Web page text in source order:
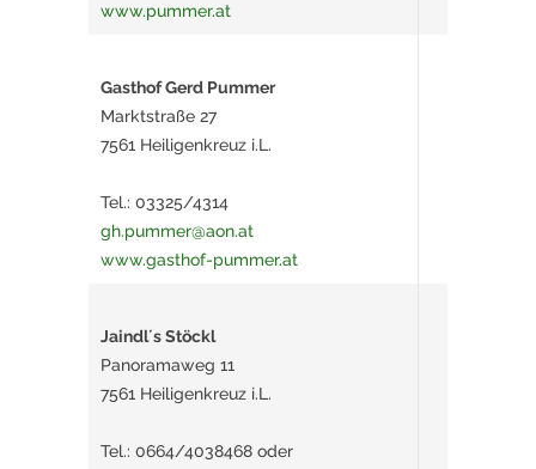
www.pummer.at
Gasthof Gerd Pummer
Marktstraße 27
7561 Heiligenkreuz i.L.
Tel.: 03325/4314
gh.pummer@aon.at
www.gasthof-pummer.at
Jaindl´s Stöckl
Panoramaweg 11
7561 Heiligenkreuz i.L.
Tel.: 0664/4038468 oder